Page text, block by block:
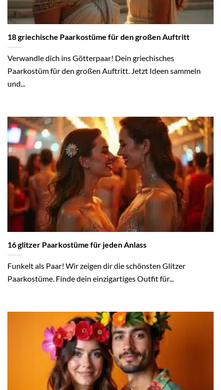
18 griechische Paarkostüme für den großen Auftritt
Verwandle dich ins Götterpaar! Dein griechisches
Paarkostüm für den großen Auftritt. Jetzt Ideen sammeln
und...
16 glitzer Paarkostüme für jeden Anlass
Funkelt als Paar! Wir zeigen dir die schönsten Glitzer
Paarkostüme. Finde dein einzigartiges Outfit für...